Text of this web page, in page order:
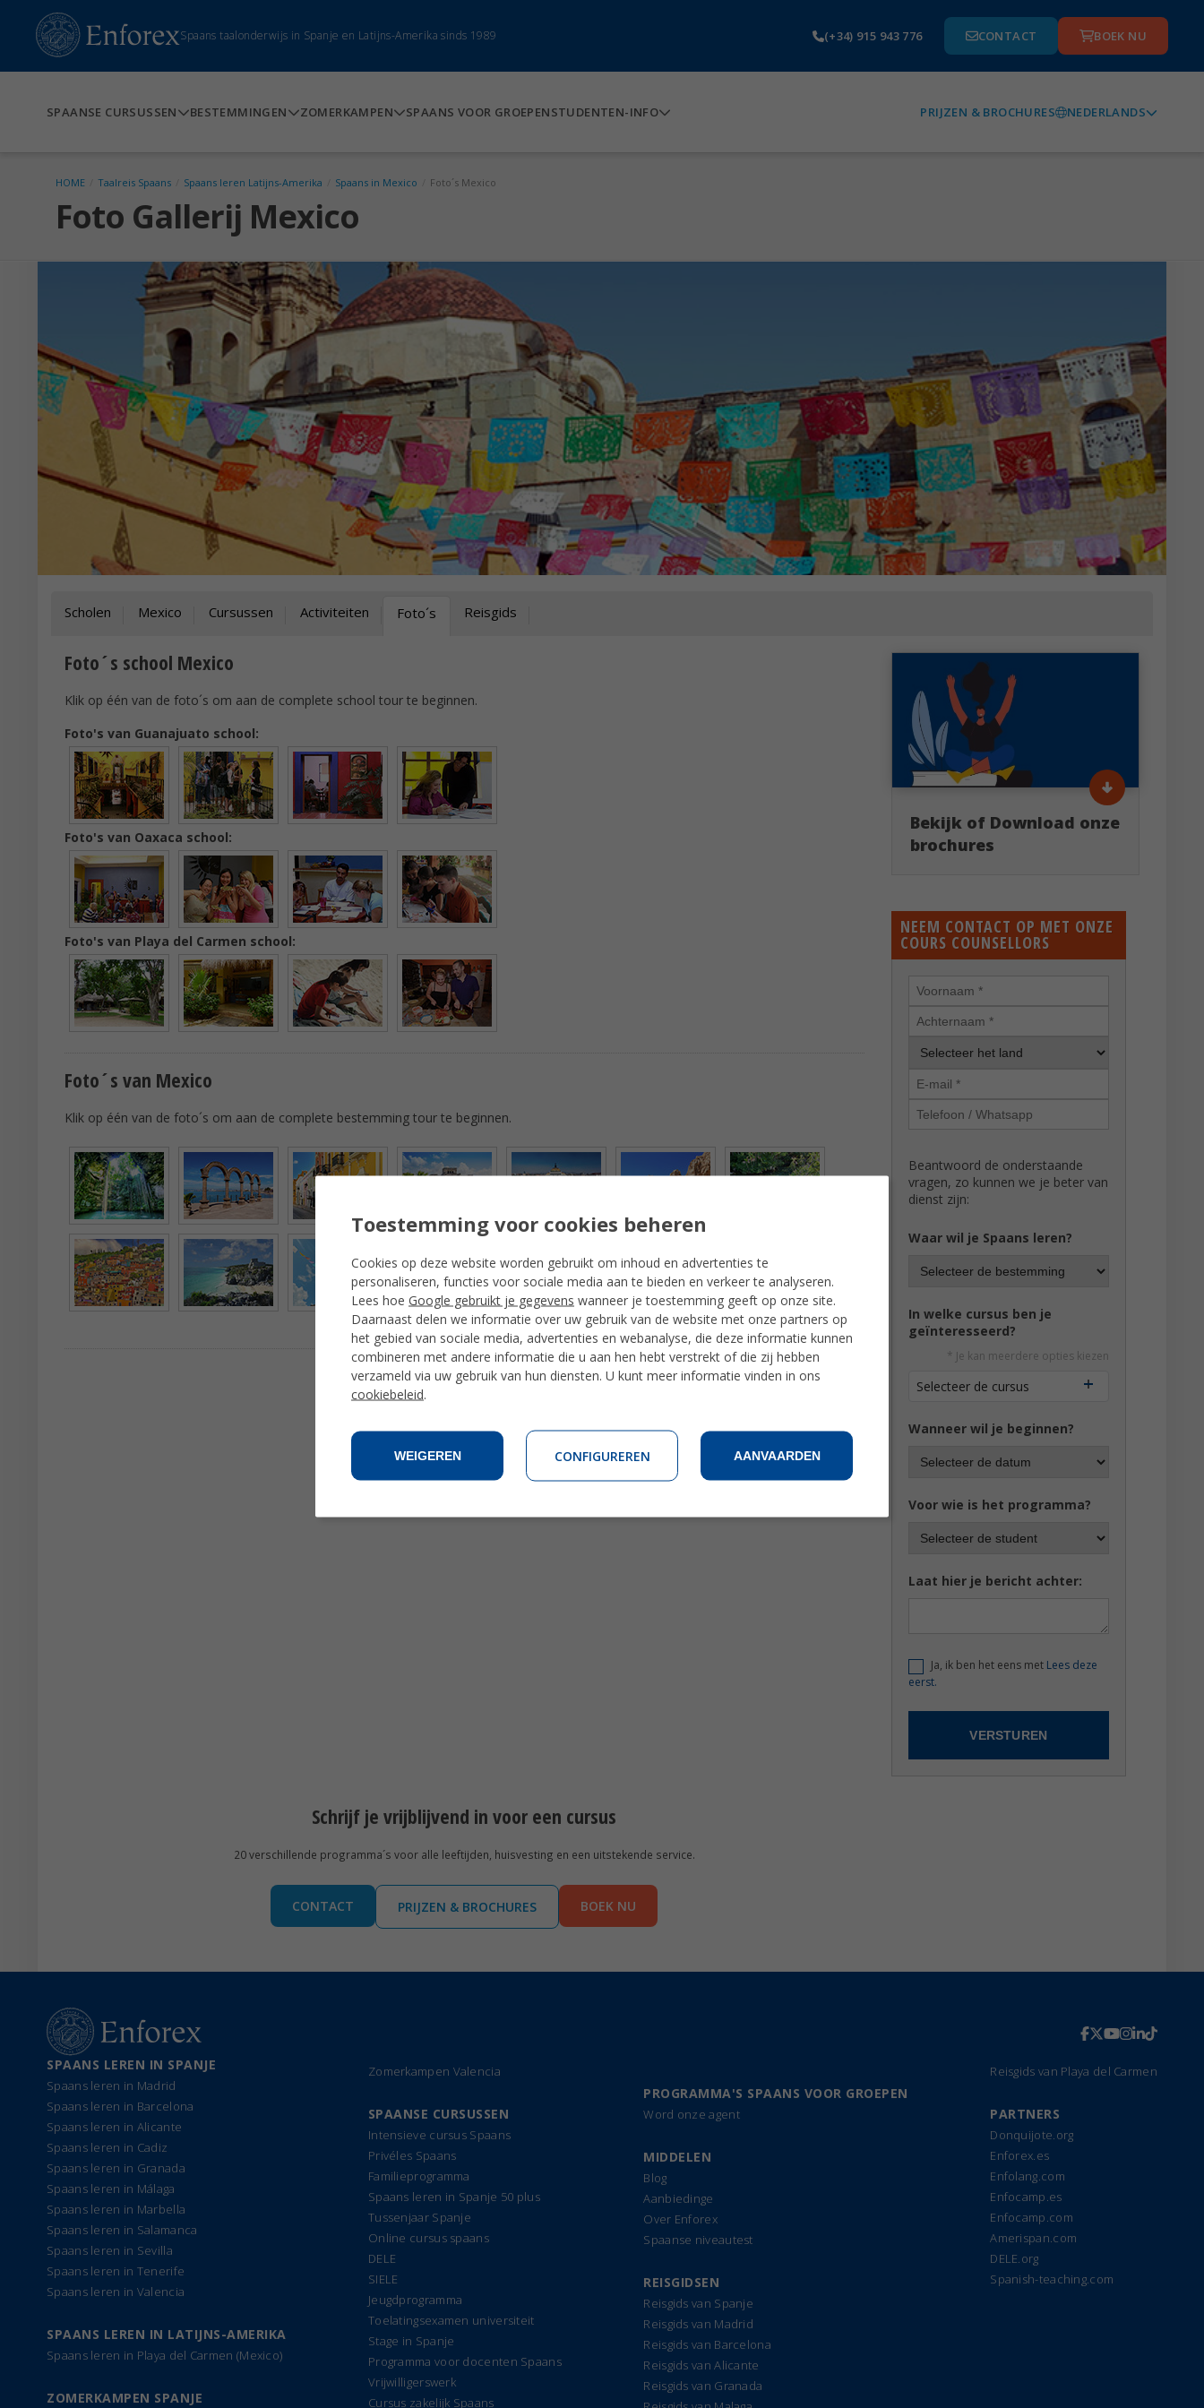
Spaans taalonderwijs in Spanje en Latijns-Amerika sinds 1989 (+34) 915 943 776 CONTACT BOEK NU
SPAANSE CURSUSSEN BESTEMMINGEN ZOMERKAMPEN SPAANS VOOR GROEPENSTUDENTEN-INFO PRIJZEN & BROCHURES NEDERLANDS
HOME Taalreis Spaans Spaans leren Latijns-Amerika Spaans in Mexico Foto´s Mexico
Foto Gallerij Mexico
Scholen Mexico Cursussen Activiteiten Foto´s Reisgids
Foto´s school Mexico
Klik op één van de foto´s om aan de complete school tour te beginnen.
Foto's van Guanajuato school:
Foto's van Oaxaca school:
Foto's van Playa del Carmen school:
Foto´s van Mexico
Klik op één van de foto´s om aan de complete bestemming tour te beginnen.
Bekijk of Download onze
brochures
NEEM CONTACT OP MET ONZE
COURS COUNSELLORS
Beantwoord de onderstaande
vragen, zo kunnen we je beter van
dienst zijn:
Waar wil je Spaans leren?
In welke cursus ben je
geïnteresseerd?
* Je kan meerdere opties kiezen
Selecteer de cursus
Wanneer wil je beginnen?
Voor wie is het programma?
Laat hier je bericht achter:
Ja, ik ben het eens met Lees deze
eerst.
Schrijf je vrijblijvend in voor een cursus
20 verschillende programma´s voor alle leeftijden, huisvesting en een uitstekende service.
CONTACT PRIJZEN & BROCHURES BOEK NU
SPAANS LEREN IN SPANJE
Spaans leren in Madrid
Spaans leren in Barcelona
Spaans leren in Alicante
Spaans leren in Cadiz
Spaans leren in Granada
Spaans leren in Málaga
Spaans leren in Marbella
Spaans leren in Salamanca
Spaans leren in Sevilla
Spaans leren in Tenerife
Spaans leren in Valencia
SPAANS LEREN IN LATIJNS-AMERIKA
Spaans leren in Playa del Carmen (Mexico)
ZOMERKAMPEN SPANJE
Zomerkampen Valencia
SPAANSE CURSUSSEN
Intensieve cursus Spaans
Privéles Spaans
Familieprogramma
Spaans leren in Spanje 50 plus
Tussenjaar Spanje
Online cursus spaans
DELE
SIELE
Jeugdprogramma
Toelatingsexamen universiteit
Stage in Spanje
Programma voor docenten Spaans
Vrijwilligerswerk
Cursus zakelijk Spaans
PROGRAMMA'S SPAANS VOOR GROEPEN
Word onze agent
MIDDELEN
Blog
Aanbiedinge
Over Enforex
Spaanse niveautest
REISGIDSEN
Reisgids van Spanje
Reisgids van Madrid
Reisgids van Barcelona
Reisgids van Alicante
Reisgids van Granada
Reisgids van Playa del Carmen
PARTNERS
Donquijote.org
Enforex.es
Enfolang.com
Enfocamp.es
Enfocamp.com
Amerispan.com
DELE.org
Spanish-teaching.com
Toestemming voor cookies beheren
Cookies op deze website worden gebruikt om inhoud en advertenties te
personaliseren, functies voor sociale media aan te bieden en verkeer te analyseren.
Lees hoe Google gebruikt je gegevens wanneer je toestemming geeft op onze site.
Daarnaast delen we informatie over uw gebruik van de website met onze partners op
het gebied van sociale media, advertenties en webanalyse, die deze informatie kunnen
combineren met andere informatie die u aan hen hebt verstrekt of die zij hebben
verzameld via uw gebruik van hun diensten. U kunt meer informatie vinden in ons
cookiebeleid.
WEIGEREN CONFIGUREREN AANVAARDEN